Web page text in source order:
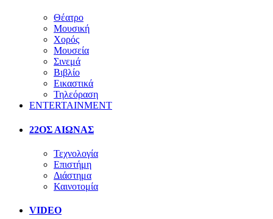
Θέατρο
Μουσική
Χορός
Μουσεία
Σινεμά
Βιβλίο
Εικαστικά
Τηλεόραση
ENTERTAINMENT
22ΟΣ ΑΙΩΝΑΣ
Τεχνολογία
Επιστήμη
Διάστημα
Καινοτομία
VIDEO